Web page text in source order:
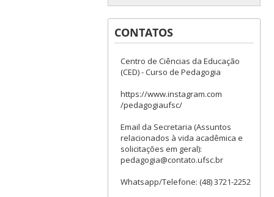
CONTATOS
Centro de Ciências da Educação
(CED) - Curso de Pedagogia
https://www.instagram.com
/pedagogiaufsc/
Email da Secretaria (Assuntos
relacionados à vida acadêmica e
solicitações em geral):
pedagogia@contato.ufsc.br
Whatsapp/Telefone: (48) 3721-2252